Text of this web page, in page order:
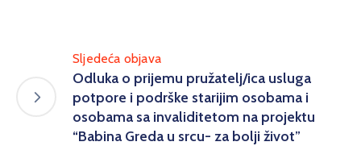
Sljedeća objava
Odluka o prijemu pružatelj/ica usluga
potpore i podrške starijim osobama i
osobama sa invaliditetom na projektu
“Babina Greda u srcu- za bolji život”